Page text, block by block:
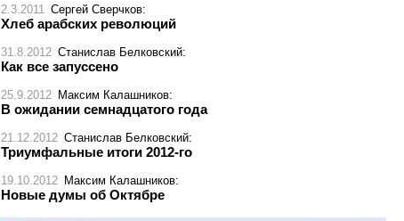
2.3.2011 Сергей Сверчков:
Хлеб арабских революций
31.8.2012 Станислав Белковский:
Как все запуссено
25.9.2012 Максим Калашников:
В ожидании семнадцатого года
21.12.2012 Станислав Белковский:
Триумфальные итоги 2012-го
19.10.2012 Максим Калашников:
Новые думы об Октябре